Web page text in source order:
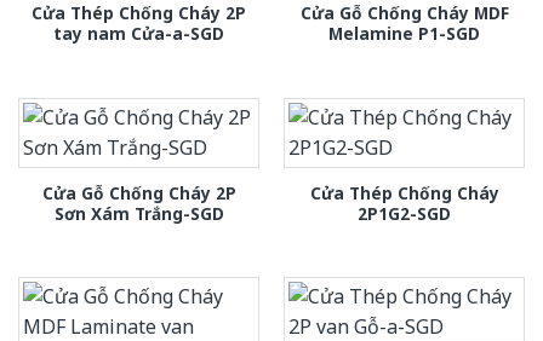
Cửa Thép Chống Cháy 2P
tay nam Cửa-a-SGD
Cửa Gỗ Chống Cháy MDF
Melamine P1-SGD
Cửa Gỗ Chống Cháy 2P
Sơn Xám Trắng-SGD
Cửa Thép Chống Cháy
2P1G2-SGD